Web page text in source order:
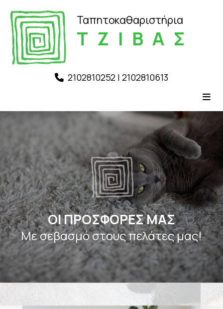
Ταπητοκαθαριστήρια
ΤΖΙΒΑΣ
 2102810252 | 2102810613
ΟΙ ΠΡΟΣΦΟΡΕΣ ΜΑΣ
Με σεβασμό στους πελάτες μας!